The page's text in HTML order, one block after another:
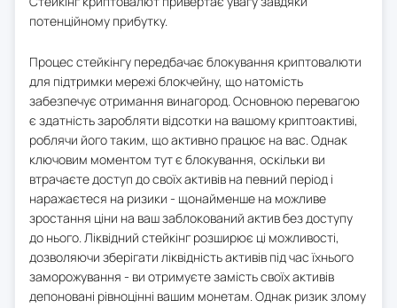
потенційному прибутку.
Процес стейкінгу передбачає блокування криптовалюти
для підтримки мережі блокчейну, що натомість
забезпечує отримання винагород. Основною перевагою
є здатність заробляти відсотки на вашому криптоактиві,
роблячи його таким, що активно працює на вас. Однак
ключовим моментом тут є блокування, оскільки ви
втрачаєте доступ до своїх активів на певний період і
наражаєтеся на ризики - щонайменше на можливе
зростання ціни на ваш заблокований актив без доступу
до нього. Ліквідний стейкінг розширює ці можливості,
дозволяючи зберігати ліквідність активів під час їхнього
заморожування - ви отримуєте замість своїх активів
депоновані рівноцінні вашим монетам. Однак ризик злому